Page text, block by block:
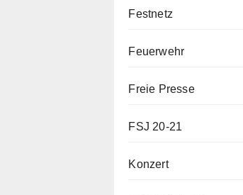
Festnetz
Feuerwehr
Freie Presse
FSJ 20-21
Konzert